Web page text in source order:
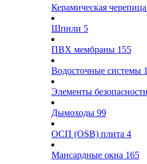
Керамическая черепица
Шпили 5
ПВХ мембраны 155
Водосточные системы
Элементы
Дымоходы 99
ОСП (OSB) плита 4
Мансардные окна 165